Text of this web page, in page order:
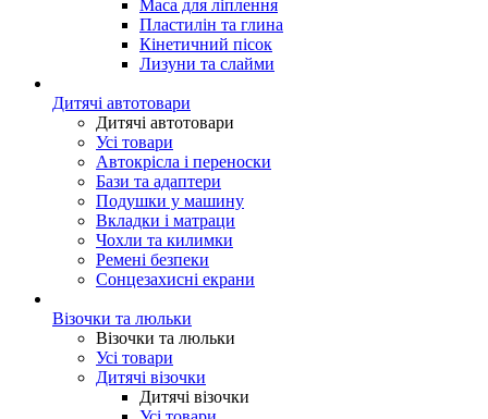
Маса для ліплення
Пластилін та глина
Кінетичний пісок
Лизуни та слайми
Дитячі автотовари
Дитячі автотовари
Усі товари
Автокрісла і переноски
Бази та адаптери
Подушки у машину
Вкладки і матраци
Чохли та килимки
Ремені безпеки
Сонцезахисні екрани
Візочки та люльки
Візочки та люльки
Усі товари
Дитячі візочки
Дитячі візочки